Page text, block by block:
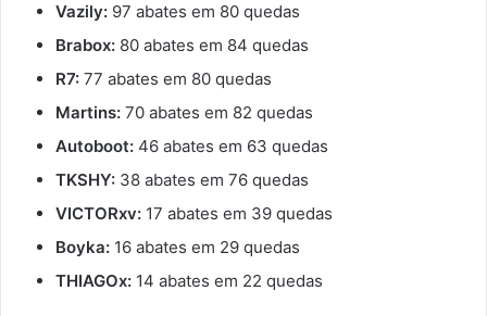
Vazily: 97 abates em 80 quedas
Brabox: 80 abates em 84 quedas
R7: 77 abates em 80 quedas
Martins: 70 abates em 82 quedas
Autoboot: 46 abates em 63 quedas
TKSHY: 38 abates em 76 quedas
VICTORxv: 17 abates em 39 quedas
Boyka: 16 abates em 29 quedas
THIAGOx: 14 abates em 22 quedas